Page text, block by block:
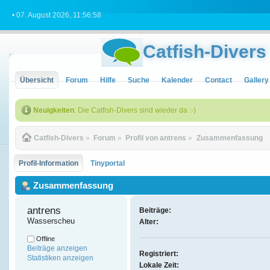
• 07. August 2026, 11:56:58
Catfish-Divers
Übersicht Forum Hilfe Suche Kalender Contact Gallery
Neuigkeiten: Die Catfish-Divers sind wieder da :-)
Catfish-Divers » Forum » Profil von antrens » Zusammenfassung
Profil-Information Tinyportal
Zusammenfassung
antrens
Wasserscheu
Offline
Beiträge anzeigen
Statistiken anzeigen
Beiträge:
Alter:
Registriert:
Lokale Zeit: